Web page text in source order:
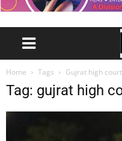
Home Tags Gujrat high court
Tag: gujrat high